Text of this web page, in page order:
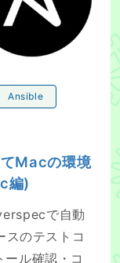
Ansible
Macの環境
編)
で自動
スのテストコ
ル確認・コ